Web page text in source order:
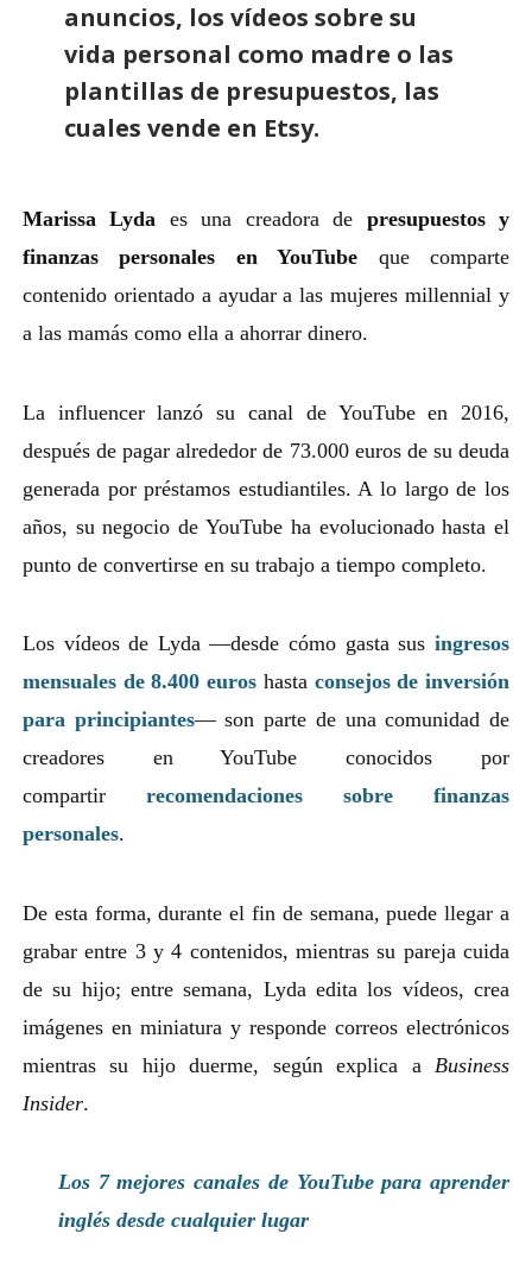
anuncios, los vídeos sobre su
vida personal como madre o las
plantillas de presupuestos, las
cuales vende en Etsy.
Marissa Lyda es una creadora de presupuestos y
finanzas personales en YouTube que comparte
contenido orientado a ayudar a las mujeres millennial y
a las mamás como ella a ahorrar dinero.
La influencer lanzó su canal de YouTube en 2016,
después de pagar alrededor de 73.000 euros de su deuda
generada por préstamos estudiantiles. A lo largo de los
años, su negocio de YouTube ha evolucionado hasta el
punto de convertirse en su trabajo a tiempo completo.
Los vídeos de Lyda —desde cómo gasta susingresos
mensuales de 8.400 euros hasta consejos de inversión
para principiantes— son parte de una comunidad de
creadores en YouTube conocidos por
compartir recomendaciones sobre finanzas
personales.
De esta forma, durante el fin de semana, puede llegar a
grabar entre 3 y 4 contenidos, mientras su pareja cuida
de su hijo; entre semana, Lyda edita los vídeos, crea
imágenes en miniatura y responde correos electrónicos
mientras su hijo duerme, según explica a Business
Insider.
Los 7 mejores canales de YouTube para aprender
inglés desde cualquier lugar